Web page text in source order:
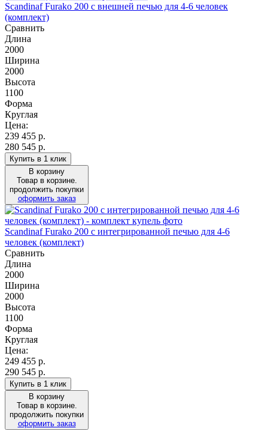
Scandinaf Furako 200 с внешней печью для 4-6 человек
(комплект)
Сравнить
Длина
2000
Ширина
2000
Высота
1100
Форма
Круглая
Цена:
239 455 р.
280 545 р.
Купить в 1 клик
В корзину
Товар в корзине.
продолжить покупки
оформить заказ
Scandinaf Furako 200 с интегрированной печью для 4-6
человек (комплект)
Сравнить
Длина
2000
Ширина
2000
Высота
1100
Форма
Круглая
Цена:
249 455 р.
290 545 р.
Купить в 1 клик
В корзину
Товар в корзине.
продолжить покупки
оформить заказ